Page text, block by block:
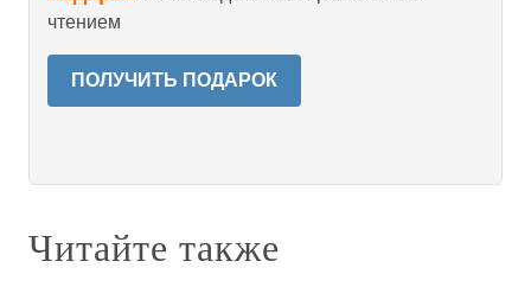
чтением
ПОЛУЧИТЬ ПОДАРОК
Читайте также